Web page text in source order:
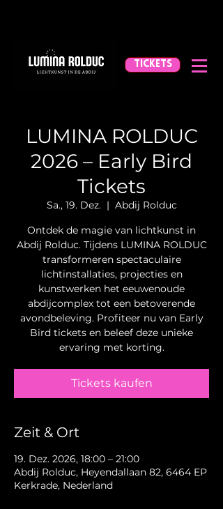
TICKETS
LUMINA ROLDUC
2026 – Early Bird
Tickets
Sa., 19. Dez.
  |
Abdij Rolduc
Ontdek de magie van lichtkunst in
Abdij Rolduc. Tijdens LUMINA ROLDUC
transformeren spectaculaire
lichtinstallaties, projecties en
kunstwerken het eeuwenoude
abdijcomplex tot een betoverende
avondbeleving. Profiteer nu van Early
Bird tickets en beleef deze unieke
ervaring met korting.
Tickets kaufen
Zeit & Ort
19. Dez. 2026, 18:00 – 21:00
Abdij Rolduc, Heyendallaan 82, 6464 EP
Kerkrade, Nederland